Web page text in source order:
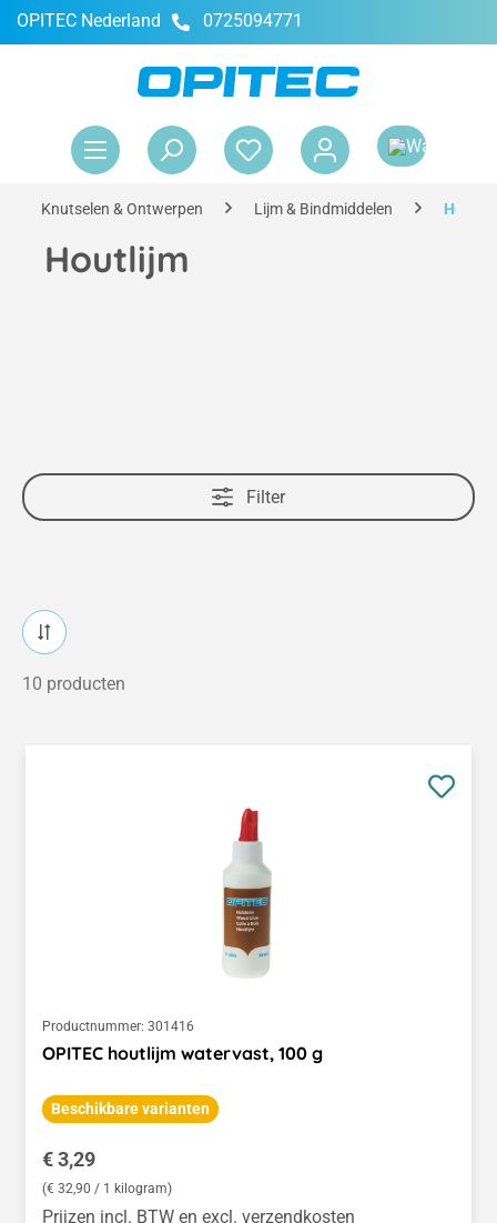
OPITEC Nederland 0725094771
Knutselen & Ontwerpen Lijm & Bindmiddelen
Houtlijm
Filter
10 producten
Productnummer: 301416
OPITEC houtlijm watervast, 100 g
Beschikbare varianten
Normale prijs:
€ 3,29
(€ 32,90 / 1 kilogram)
Prijzen incl. BTW en excl. verzendkosten